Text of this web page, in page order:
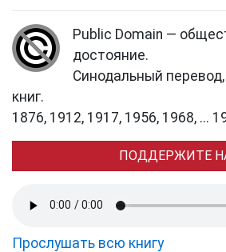
Public Domain —
достояние.
Синодальный
книг.
1876, 1912, 1917, 1956, 1968, ...
ПОДДЕРЖИТЕ
Прослушать всю книгу